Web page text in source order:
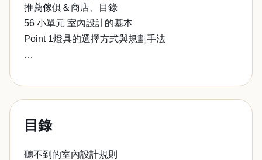
推薦傢俱＆商店、目錄
56 小單元 室內設計的基本
Point 1燈具的選擇方式與規劃手法
…
目錄
聽不到的室內設計規則